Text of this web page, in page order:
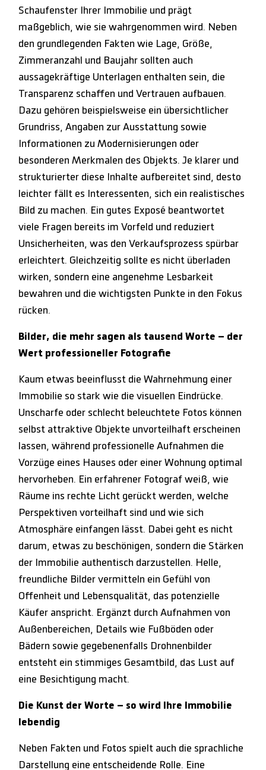
Schaufenster Ihrer Immobilie und prägt
maßgeblich, wie sie wahrgenommen wird. Neben
den grundlegenden Fakten wie Lage, Größe,
Zimmeranzahl und Baujahr sollten auch
aussagekräftige Unterlagen enthalten sein, die
Transparenz schaffen und Vertrauen aufbauen.
Dazu gehören beispielsweise ein übersichtlicher
Grundriss, Angaben zur Ausstattung sowie
Informationen zu Modernisierungen oder
besonderen Merkmalen des Objekts. Je klarer und
strukturierter diese Inhalte aufbereitet sind, desto
leichter fällt es Interessenten, sich ein realistisches
Bild zu machen. Ein gutes Exposé beantwortet
viele Fragen bereits im Vorfeld und reduziert
Unsicherheiten, was den Verkaufsprozess spürbar
erleichtert. Gleichzeitig sollte es nicht überladen
wirken, sondern eine angenehme Lesbarkeit
bewahren und die wichtigsten Punkte in den Fokus
rücken.
Bilder, die mehr sagen als tausend Worte – der
Wert professioneller Fotografie
Kaum etwas beeinflusst die Wahrnehmung einer
Immobilie so stark wie die visuellen Eindrücke.
Unscharfe oder schlecht beleuchtete Fotos können
selbst attraktive Objekte unvorteilhaft erscheinen
lassen, während professionelle Aufnahmen die
Vorzüge eines Hauses oder einer Wohnung optimal
hervorheben. Ein erfahrener Fotograf weiß, wie
Räume ins rechte Licht gerückt werden, welche
Perspektiven vorteilhaft sind und wie sich
Atmosphäre einfangen lässt. Dabei geht es nicht
darum, etwas zu beschönigen, sondern die Stärken
der Immobilie authentisch darzustellen. Helle,
freundliche Bilder vermitteln ein Gefühl von
Offenheit und Lebensqualität, das potenzielle
Käufer anspricht. Ergänzt durch Aufnahmen von
Außenbereichen, Details wie Fußböden oder
Bädern sowie gegebenenfalls Drohnenbilder
entsteht ein stimmiges Gesamtbild, das Lust auf
eine Besichtigung macht.
Die Kunst der Worte – so wird Ihre Immobilie
lebendig
Neben Fakten und Fotos spielt auch die sprachliche
Darstellung eine entscheidende Rolle. Eine